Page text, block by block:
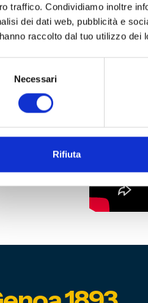
traffico. Condividiamo inoltre
dei dati web, pubblicità e
raccolto dal tuo utilizzo dei
Necessari
Rifiuta
anche questo:
tragedia del genocidio.